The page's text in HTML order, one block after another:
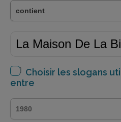
Choisir les slogans
entre